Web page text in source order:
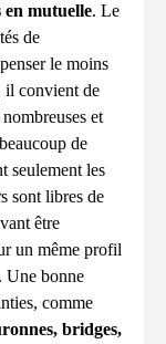
en mutuelle. Le
de
le moins
il convient de
et
de
seulement les
sont libres de
être
un même profil
Une bonne
comme
bridges,